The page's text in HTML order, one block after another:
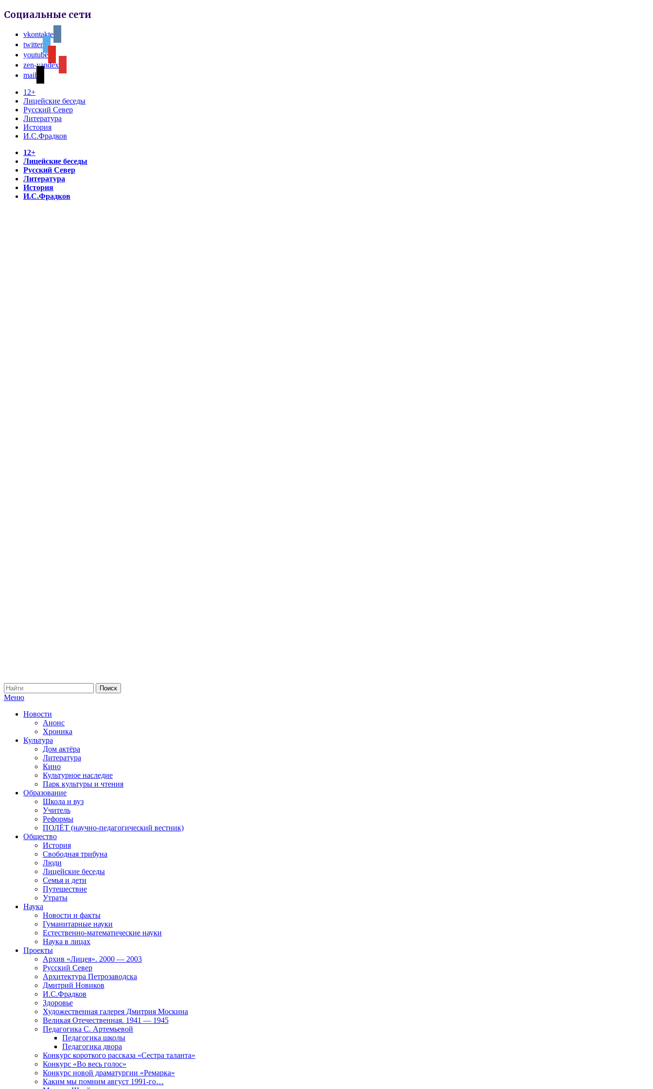
Социальные сети
vkontakte
twitter
youtube
zen-yandex
mail
12+
Лицейские беседы
Русский Север
Литература
История
И.С.Фрадков
12+
Лицейские беседы
Русский Север
Литература
История
И.С.Фрадков
Меню
Новости
Анонс
Хроника
Культура
Дом актёра
Литература
Кино
Культурное наследие
Парк культуры и чтения
Образование
Школа и вуз
Учитель
Реформы
ПОЛЁТ (научно-педагогический вестник)
Общество
История
Свободная трибуна
Люди
Лицейские беседы
Семья и дети
Путешествие
Утраты
Наука
Новости и факты
Гуманитарные науки
Естественно-математические науки
Наука в лицах
Проекты
Архив «Лицея». 2000 — 2003
Русский Север
Архитектура Петрозаводска
Дмитрий Новиков
И.С.Фрадков
Здоровье
Художественная галерея Дмитрия Москина
Великая Отечественная. 1941 — 1945
Педагогика С. Артемьевой
Педагогика школы
Педагогика двора
Конкурс короткого рассказа «Сестра таланта»
Конкурс «Во весь голос»
Конкурс новой драматургии «Ремарка»
Каким мы помним август 1991-го…